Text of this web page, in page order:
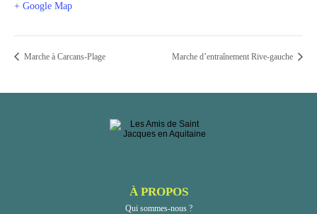
+ Google Map
Marche à Carcans-Plage Marche d’entraînement Rive-gauche
À PROPOS
Qui sommes-nous ?